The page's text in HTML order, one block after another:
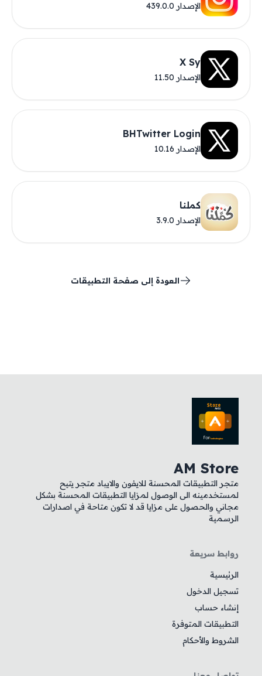
الإصدار 439.0.0
X Sy
الإصدار 11.50
BHTwitter Login
الإصدار 10.16
كملنا
الإصدار 3.9.0
العودة إلى صفحة التطبيقات
AM Store
متجر التطبيقات المحسنة للايفون والايباد متجر يتيح
لمستخدمينه الى الوصول لمزايا التطبيقات المحسنة بشكل
مجاني والحصول على مزايا قد لا تكون متاحة في اصدارات
الرسمية
روابط سريعة
الرئيسية
تسجيل الدخول
إنشاء حساب
التطبيقات المتوفرة
الشروط والأحكام